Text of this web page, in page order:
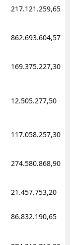
217.121.259,65
862.693.604,57
169.375.227,30
12.505.277,50
117.058.257,30
274.580.868,90
21.457.753,20
86.832.190,65